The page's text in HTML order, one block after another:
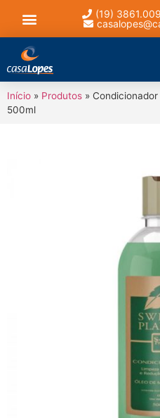
(19)
Início » Produtos »
500ml